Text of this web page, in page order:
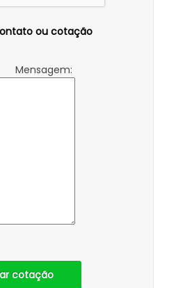
ou cotação
Mensagem:
cotação